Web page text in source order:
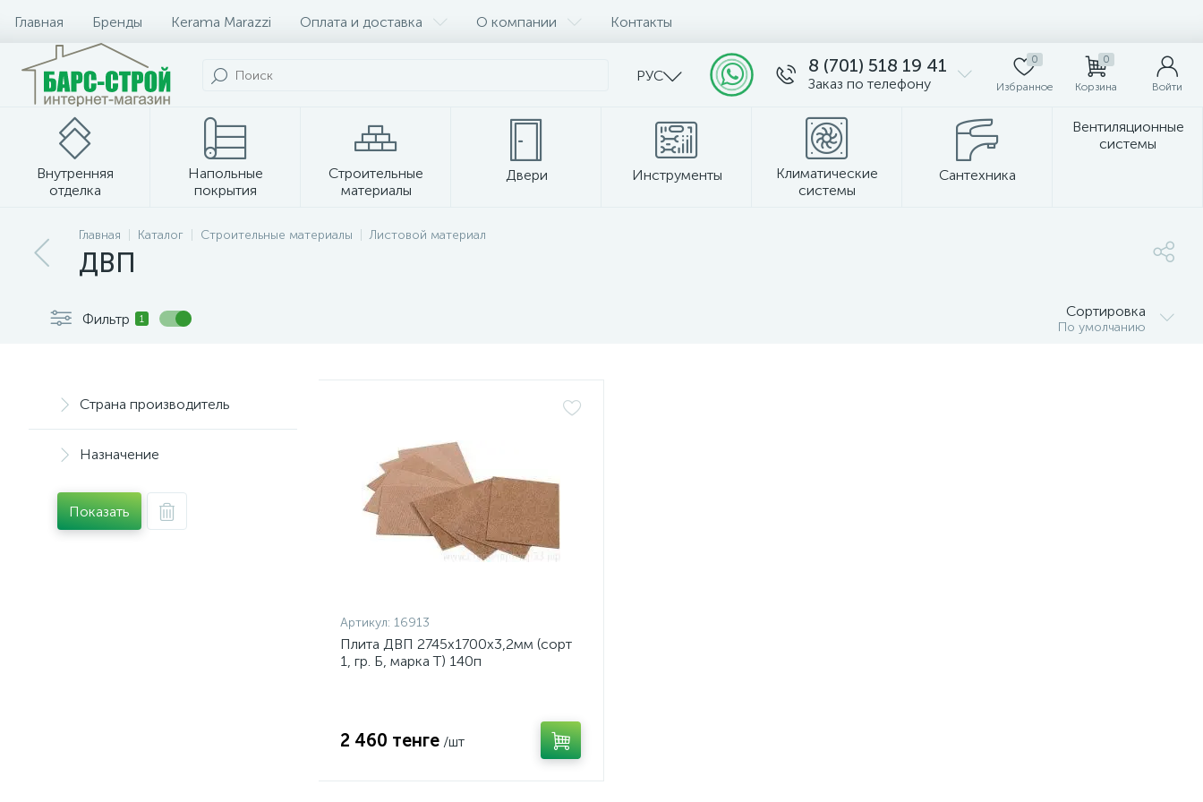
Главная Бренды Kerama Marazzi Оплата и доставка О компании Контакты
РУС 8 (701) 518 19 41
Заказ по телефону
0
Избранное
0
Корзина Войти
Внутренняя
отделка
Напольные
покрытия
Строительные
материалы
Двери Инструменты
Климатические
системы
Сантехника
Вентиляционные
системы
Плитка и керамогранит
Главная Каталог Строительные материалы Листовой материал
ДВП
Фильтр 1 Сортировка
По умолчанию
Страна производитель
Назначение
Показать
Артикул: 16913
Плита ДВП 2745х1700х3,2мм (сорт
1, гр. Б, марка Т) 140п
2 460 тенге /шт